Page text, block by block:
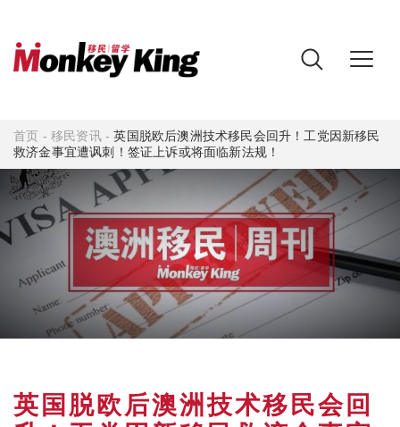
首页 -移民资讯-英国脱欧后澳洲技术移民会回升！工党因新移民
救济金事宜遭讽刺！签证上诉或将面临新法规！
英国脱欧后澳洲技术移民会回